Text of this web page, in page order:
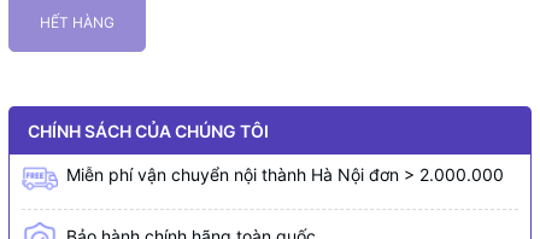
HẾT HÀNG
CHÍNH SÁCH CỦA CHÚNG TÔI
Miễn phí vận chuyển nội thành Hà Nội đơn > 2.000.000